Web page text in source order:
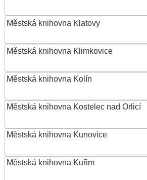
Městská knihovna Klatovy
Městská knihovna Klimkovice
Městská knihovna Kolín
Městská knihovna Kostelec nad Orlicí
Městská knihovna Kunovice
Městská knihovna Kuřim